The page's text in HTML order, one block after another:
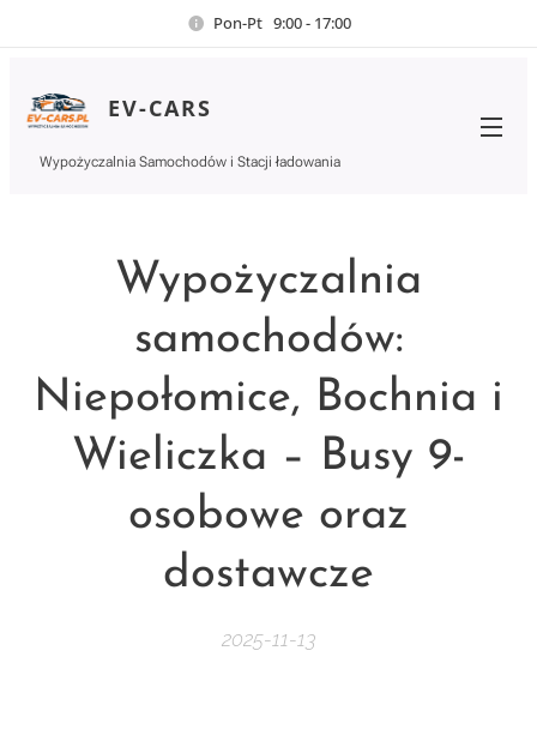
Pon-Pt 9:00 - 17:00
EV-CARS
Wypożyczalnia Samochodów i Stacji ładowania
Wypożyczalnia
samochodów:
Niepołomice, Bochnia i
Wieliczka – Busy 9-
osobowe oraz
dostawcze
2025-11-13